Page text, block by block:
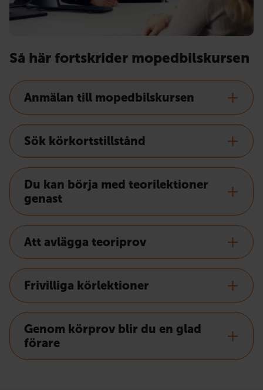
Så här fortskrider mopedbilskursen
Anmälan till mopedbilskursen
Sök körkortstillstånd
Du kan börja med teorilektioner
genast
Att avlägga teoriprov
Frivilliga körlektioner
Genom körprov blir du en glad
förare